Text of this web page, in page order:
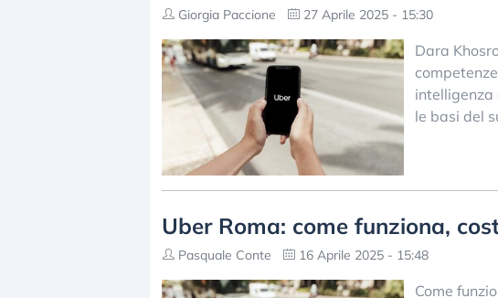
Giorgia Paccione 27 Aprile 2025 - 15:30
Dara
le basi del
Uber Roma: come funziona,
Pasquale Conte 16 Aprile 2025 - 15:48
Come